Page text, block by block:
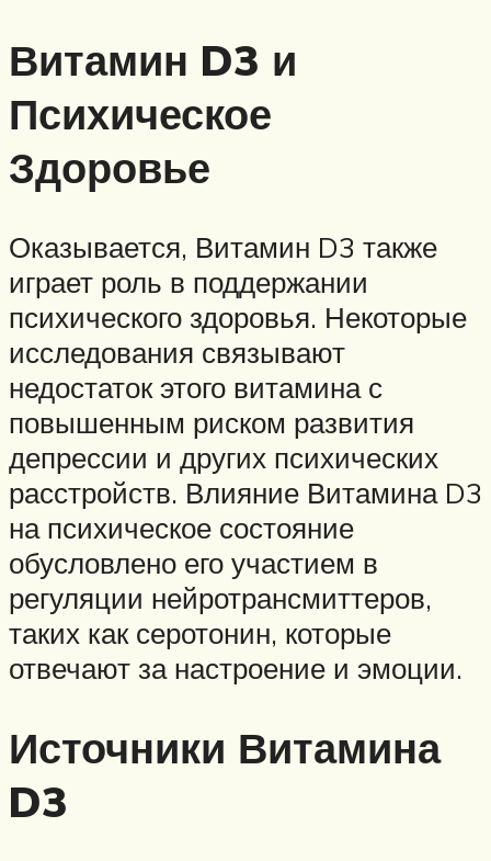
Витамин D3 и
Психическое
Здоровье
Оказывается, Витамин D3 также
играет роль в поддержании
психического здоровья. Некоторые
исследования связывают
недостаток этого витамина с
повышенным риском развития
депрессии и других психических
расстройств. Влияние Витамина D3
на психическое состояние
обусловлено его участием в
регуляции нейротрансмиттеров,
таких как серотонин, которые
отвечают за настроение и эмоции.
Источники Витамина
D3